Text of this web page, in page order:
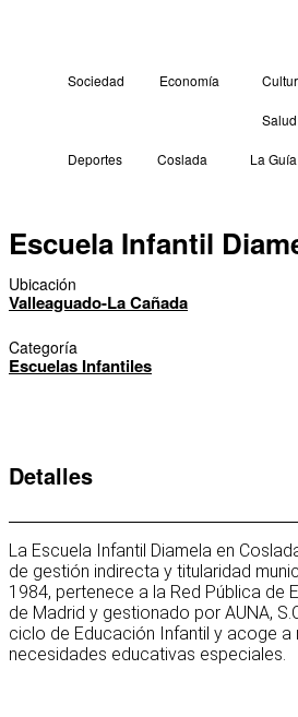
Sociedad Economía
Salud
Deportes Coslada La Guía
Escuela Infantil
Ubicación
Valleaguado-La Cañada
Categoría
Escuelas Infantiles
Detalles
La Escuela Infantil Diamela en
de gestión indirecta y titularidad
1984, pertenece a la Red Pública de
de Madrid y gestionado por AUNA,
ciclo de Educación Infantil y acoge a
necesidades educativas especiales.